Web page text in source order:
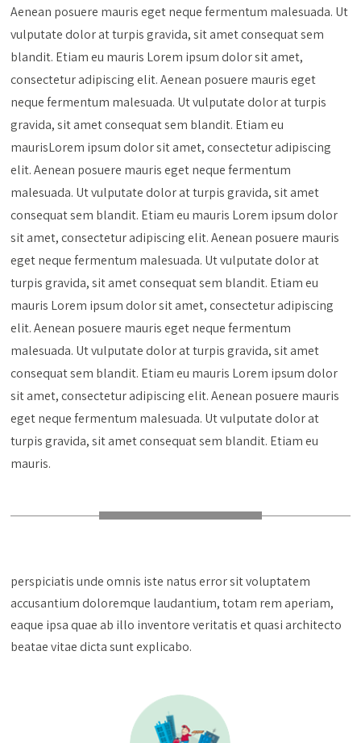
Aenean posuere mauris eget neque fermentum malesuada. Ut
vulputate dolor at turpis gravida, sit amet consequat sem
blandit. Etiam eu mauris Lorem ipsum dolor sit amet,
consectetur adipiscing elit. Aenean posuere mauris eget
neque fermentum malesuada. Ut vulputate dolor at turpis
gravida, sit amet consequat sem blandit. Etiam eu
maurisLorem ipsum dolor sit amet, consectetur adipiscing
elit. Aenean posuere mauris eget neque fermentum
malesuada. Ut vulputate dolor at turpis gravida, sit amet
consequat sem blandit. Etiam eu mauris Lorem ipsum dolor
sit amet, consectetur adipiscing elit. Aenean posuere mauris
eget neque fermentum malesuada. Ut vulputate dolor at
turpis gravida, sit amet consequat sem blandit. Etiam eu
mauris Lorem ipsum dolor sit amet, consectetur adipiscing
elit. Aenean posuere mauris eget neque fermentum
malesuada. Ut vulputate dolor at turpis gravida, sit amet
consequat sem blandit. Etiam eu mauris Lorem ipsum dolor
sit amet, consectetur adipiscing elit. Aenean posuere mauris
eget neque fermentum malesuada. Ut vulputate dolor at
turpis gravida, sit amet consequat sem blandit. Etiam eu
mauris.
perspiciatis unde omnis iste natus error sit voluptatem
accusantium doloremque laudantium, totam rem aperiam,
eaque ipsa quae ab illo inventore veritatis et quasi architecto
beatae vitae dicta sunt explicabo.